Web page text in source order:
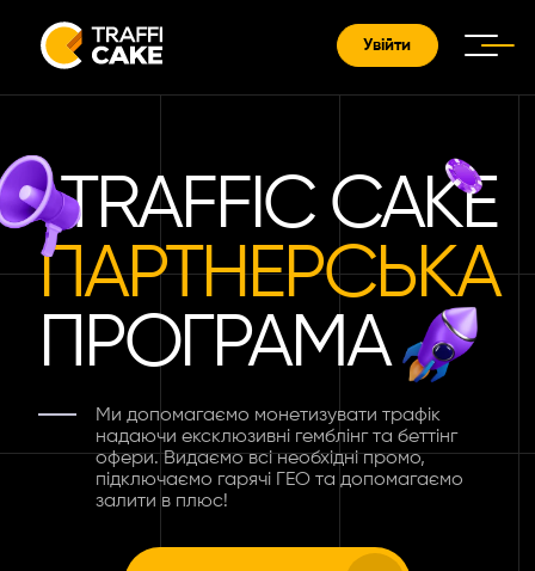
Увійти
TRAFFIC CAKE
ПАРТНЕРСЬКА
ПРОГРАМА
Ми допомагаємо монетизувати трафік
надаючи ексклюзивні гемблінг та беттінг
офери. Видаємо всі необхідні промо,
підключаємо гарячі ГЕО та допомагаємо
залити в плюс!